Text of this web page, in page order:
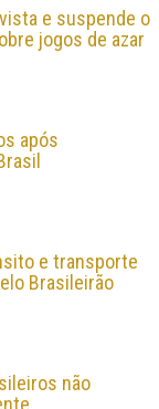
e suspende o
jogos de azar
após
e transporte
Brasileirão
não